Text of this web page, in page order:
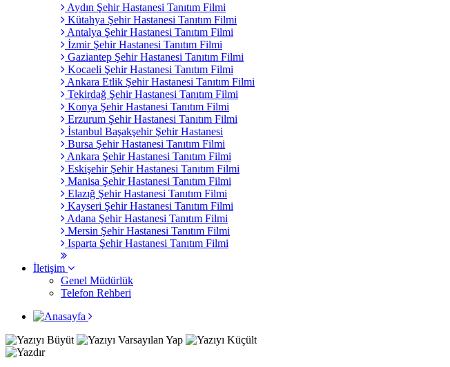
Aydın Şehir Hastanesi Tanıtım Filmi
Kütahya Şehir Hastanesi Tanıtım Filmi
Antalya Şehir Hastanesi Tanıtım Filmi
İzmir Şehir Hastanesi Tanıtım Filmi
Gaziantep Şehir Hastanesi Tanıtım Filmi
Kocaeli Şehir Hastanesi Tanıtım Filmi
Ankara Etlik Şehir Hastanesi Tanıtım Filmi
Tekirdağ Şehir Hastanesi Tanıtım Filmi
Konya Şehir Hastanesi Tanıtım Filmi
Erzurum Şehir Hastanesi Tanıtım Filmi
İstanbul Başakşehir Şehir Hastanesi
Bursa Şehir Hastanesi Tanıtım Filmi
Ankara Şehir Hastanesi Tanıtım Filmi
Eskişehir Şehir Hastanesi Tanıtım Filmi
Manisa Şehir Hastanesi Tanıtım Filmi
Elazığ Şehir Hastanesi Tanıtım Filmi
Kayseri Şehir Hastanesi Tanıtım Filmi
Adana Şehir Hastanesi Tanıtım Filmi
Mersin Şehir Hastanesi Tanıtım Filmi
Isparta Şehir Hastanesi Tanıtım Filmi
İletişim
Genel Müdürlük
Telefon Rehberi